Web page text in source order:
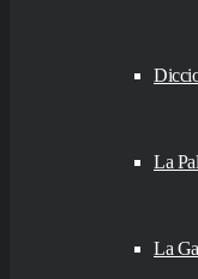
La
La